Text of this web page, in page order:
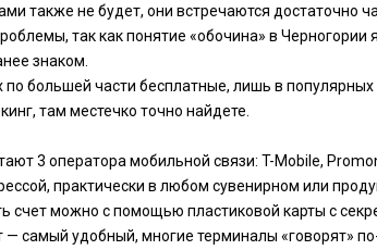
также не будет, они встречаются достаточно
так как понятие «обочина» в
знаком.
по большей части бесплатные, лишь в
там местечко точно найдете.
3 оператора мобильной связи: T-Mobile,
практически в любом сувенирном или
счет можно с помощью пластиковой карты с
— самый удобный, многие терминалы «говорят» по-